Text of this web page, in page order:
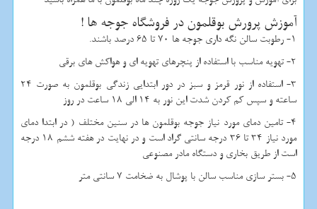
آموزش پرورش بوقلمون در فروشگاه جوجه ها !
1- رطوبت سالن نگه داری جوجه ها 70 تا 65 درصد باشند.
2- تهویه مناسب با استفاده از پنچرهای تهویه ای و هواکش های برقی
3- استفاده از نور قرمز و سبز در دور ابتدایی زندگی بوقلمون به صورت 24
ساعته و سپس کم کردن شدت این نور به 14 الی 18 ساعت در روز
4- تامین دمای مورد نیاز جوجه بوقلمون ها در سنین مختلف ( در ابتدا دمای
مورد نیاز 34 تا 36 درجه سانتی گراد است و در نهایت در هفته ششم 18 درجه
است از طریق بخاری و دستگاه مادر مصنوعی
5- بستر سازی مناسب سالن با پوشال به ضخامت 7 سانتی متر